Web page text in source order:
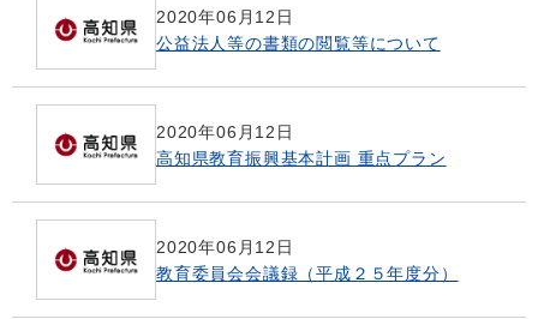
2020年06月12日
公益法人等の書類の閲覧等について
2020年06月12日
高知県教育振興基本計画 重点プラン
2020年06月12日
教育委員会会議録（平成２５年度分）